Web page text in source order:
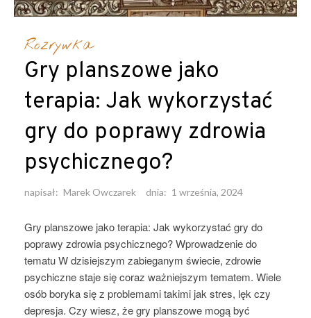
Rozrywka
Gry planszowe jako
terapia: Jak wykorzystać
gry do poprawy zdrowia
psychicznego?
napisał: Marek Owczarek dnia: 1 września, 2024
Gry planszowe jako terapia: Jak wykorzystać gry do
poprawy zdrowia psychicznego? Wprowadzenie do
tematu W dzisiejszym zabieganym świecie, zdrowie
psychiczne staje się coraz ważniejszym tematem. Wiele
osób boryka się z problemami takimi jak stres, lęk czy
depresja. Czy wiesz, że gry planszowe mogą być